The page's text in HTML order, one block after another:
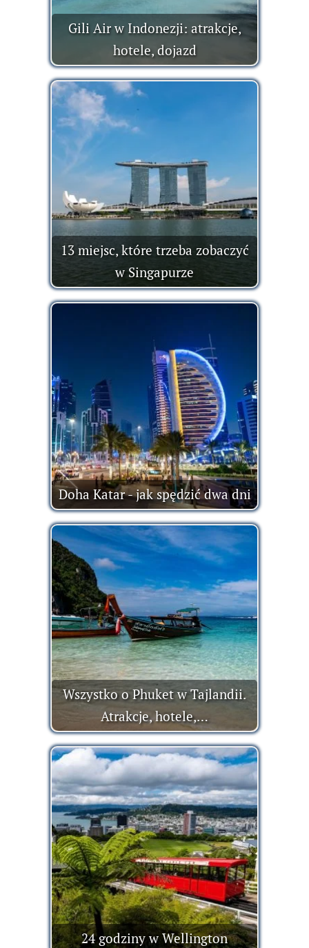
Gili Air w Indonezji: atrakcje,
hotele, dojazd
13 miejsc, które trzeba zobaczyć
w Singapurze
Doha Katar - jak spędzić dwa dni
Wszystko o Phuket w Tajlandii.
Atrakcje, hotele,…
24 godziny w Wellington